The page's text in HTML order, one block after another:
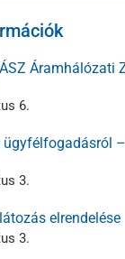
Áramhálózati
6.
3.
elrendelése
3.